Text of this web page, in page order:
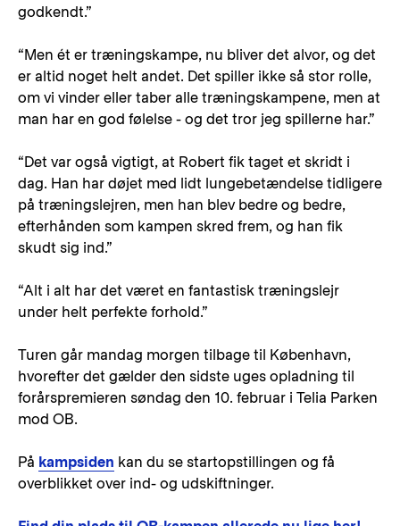
godkendt.”
“Men ét er træningskampe, nu bliver det alvor, og det
er altid noget helt andet. Det spiller ikke så stor rolle,
om vi vinder eller taber alle træningskampene, men at
man har en god følelse - og det tror jeg spillerne har.”
“Det var også vigtigt, at Robert fik taget et skridt i
dag. Han har døjet med lidt lungebetændelse tidligere
på træningslejren, men han blev bedre og bedre,
efterhånden som kampen skred frem, og han fik
skudt sig ind.”
“Alt i alt har det været en fantastisk træningslejr
under helt perfekte forhold.”
Turen går mandag morgen tilbage til København,
hvorefter det gælder den sidste uges opladning til
forårspremieren søndag den 10. februar i Telia Parken
mod OB.
På kampsiden kan du se startopstillingen og få
overblikket over ind- og udskiftninger.